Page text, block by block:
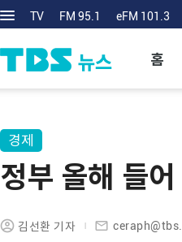
TV FM 95.1 eFM 101.3
홈
경제
정부 올해 들
김선환 기자